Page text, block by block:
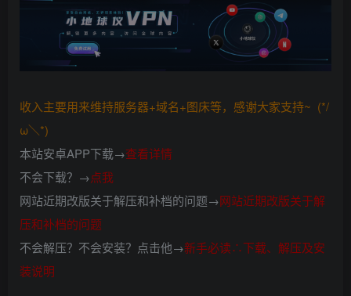
收入主要用来维持服务器+域名+图床等，感谢大家支持~ (*/
ω＼*)
本站安卓APP下载→查看详情
不会下载？→点我
网站近期改版关于解压和补档的问题→网站近期改版关于解
压和补档的问题
不会解压？不会安装？点击他→新手必读∴下载、解压及安
装说明